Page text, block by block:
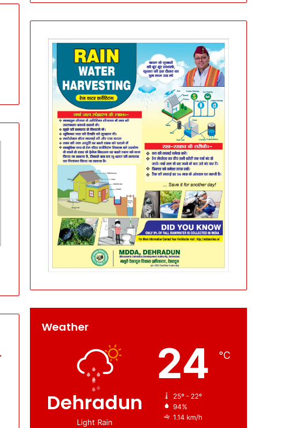
Weather
Dehradun
Light Rain
24 ℃
25º - 22º
94%
1.14 km/h